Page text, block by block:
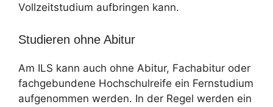
Vollzeitstudium aufbringen kann.
Studieren ohne Abitur
Am ILS kann auch ohne Abitur, Fachabitur oder
fachgebundene Hochschulreife ein Fernstudium
aufgenommen werden. In der Regel werden ein